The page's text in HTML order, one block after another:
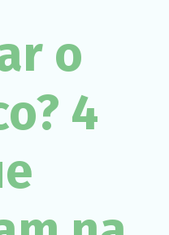
o
4
opcionais. São
necessários
para o
do site.
Para que
possamos
e a estrutura